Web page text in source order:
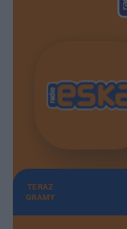
TERAZ
GRAMY